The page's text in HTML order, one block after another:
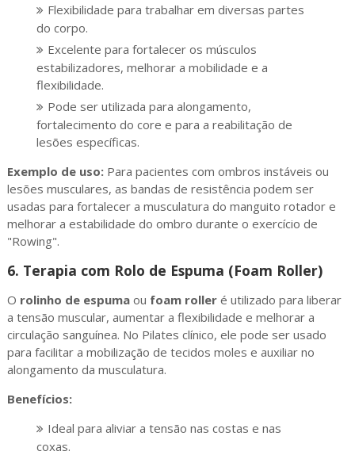
Flexibilidade para trabalhar em diversas partes
do corpo.
Excelente para fortalecer os músculos
estabilizadores, melhorar a mobilidade e a
flexibilidade.
Pode ser utilizada para alongamento,
fortalecimento do core e para a reabilitação de
lesões específicas.
Exemplo de uso:Para pacientes com ombros instáveis ou
lesões musculares, as bandas de resistência podem ser
usadas para fortalecer a musculatura do manguito rotador e
melhorar a estabilidade do ombro durante o exercício de
"Rowing".
6. Terapia com Rolo de Espuma (Foam Roller)
O rolinho de espumaou foam rolleré utilizado para liberar
a tensão muscular, aumentar a flexibilidade e melhorar a
circulação sanguínea. No Pilates clínico, ele pode ser usado
para facilitar a mobilização de tecidos moles e auxiliar no
alongamento da musculatura.
Benefícios:
Ideal para aliviar a tensão nas costas e nas
coxas.